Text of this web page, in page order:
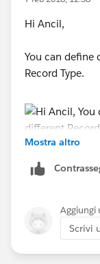
Hi Ancil,
You can define
Record Type.
and define
Mostra altro
Aggiungi
Scrivi